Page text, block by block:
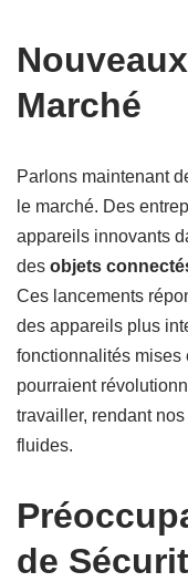
Marché
Parlons maintenant
le marché. Des
appareils innovants
des objets
Ces lancements
des appareils plus
fonctionnalités mises
pourraient
travailler, rendant
fluides.
de